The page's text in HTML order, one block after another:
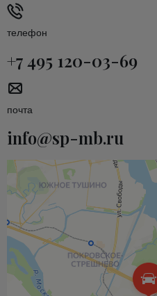
телефон
+7 495 120-03-69
почта
info@sp-mb.ru